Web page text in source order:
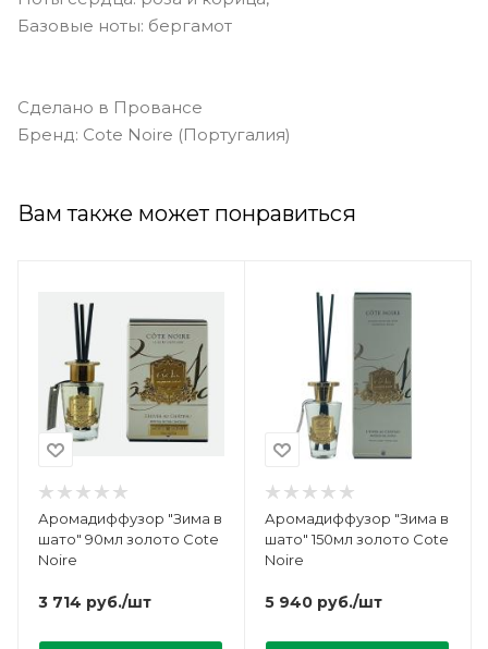
Базовые ноты: бергамот
Сделано в Провансе
Бренд: Cote Noire (Португалия)
Вам также может понравиться
Аромадиффузор "Зима в
шато" 90мл золото Cote
Noire
3 714 руб./шт
Аромадиффузор "Зима в
шато" 150мл золото Cote
Noire
5 940 руб./шт